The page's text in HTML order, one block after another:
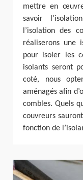
mettre en
savoir
l’isolation des
réaliserons une
pour isoler les
isolants seront
coté, nous
aménagés afin
combles. Quels
couvreurs
fonction de